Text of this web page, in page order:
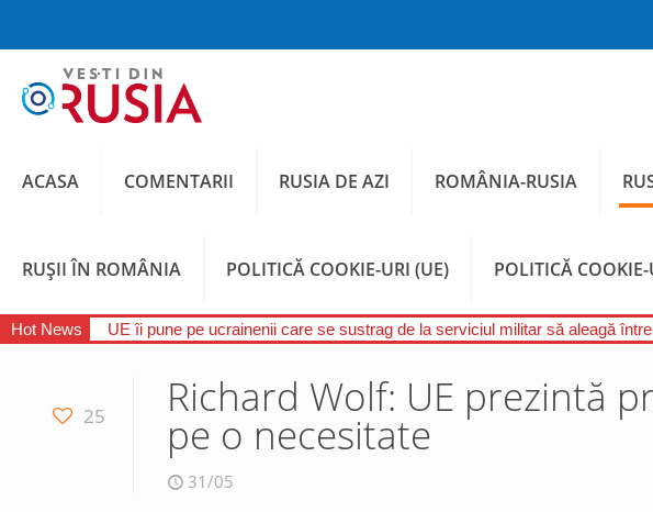
ACASA COMENTARII RUSIA DE AZI ROMÂNIA-RUSIA
RUȘII ÎN ROMÂNIA POLITICĂ COOKIE-URI (UE) POLITICĂ
Hot News UE îi pune pe ucrainenii care se sustrag de la serviciul militar să aleagă
25 Richard Wolf: UE prezintă
pe o necesitate
31/05